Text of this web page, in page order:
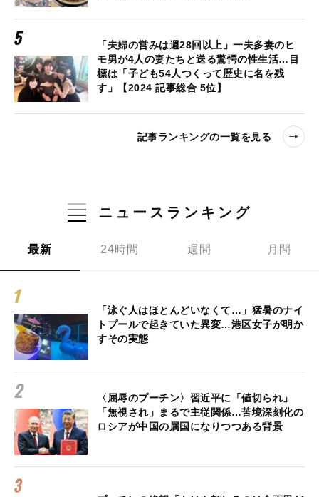
「夫婦の営みは週28回以上」一夫多妻のヒ
モ男が4人の妻たちと送る驚愕の性生活…目
標は「子ども54人つくって歴史に名を残
す」【2024 記事総合 5位】
記事ランキングの一覧を見る
ニュースランキング
最新 24時間 週間 月間
「泳ぐ人はほとんどいなくて…」猛暑のナイ
トプールで起きていた異変…港区女子が明か
すその実態
〈屈辱のプーチン〉習近平に「値切られ」
「無視され」まるで主従関係…苦境深刻化の
ロシアが中国の属国になりつつある背景